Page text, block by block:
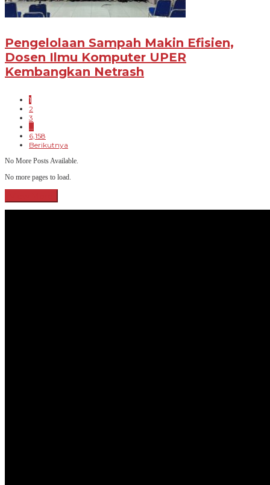
Pengelolaan Sampah Makin Efisien,
Dosen Ilmu Komputer UPER
Kembangkan Netrash
1
2
3
6,158
Berikutnya
No More Posts Available.
No more pages to load.